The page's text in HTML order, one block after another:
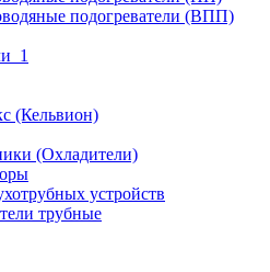
подогреватели (ВПП)
(Кельвион)
(Охладители)
устройств
трубные